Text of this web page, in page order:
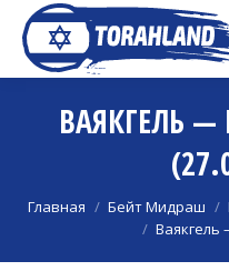
ВАЯКГЕЛЬ —
Вы здесь:
Главная Бейт Мидраш
Ваякгель